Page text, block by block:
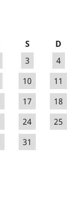
S
D
3
4
10
11
17
18
24
25
31